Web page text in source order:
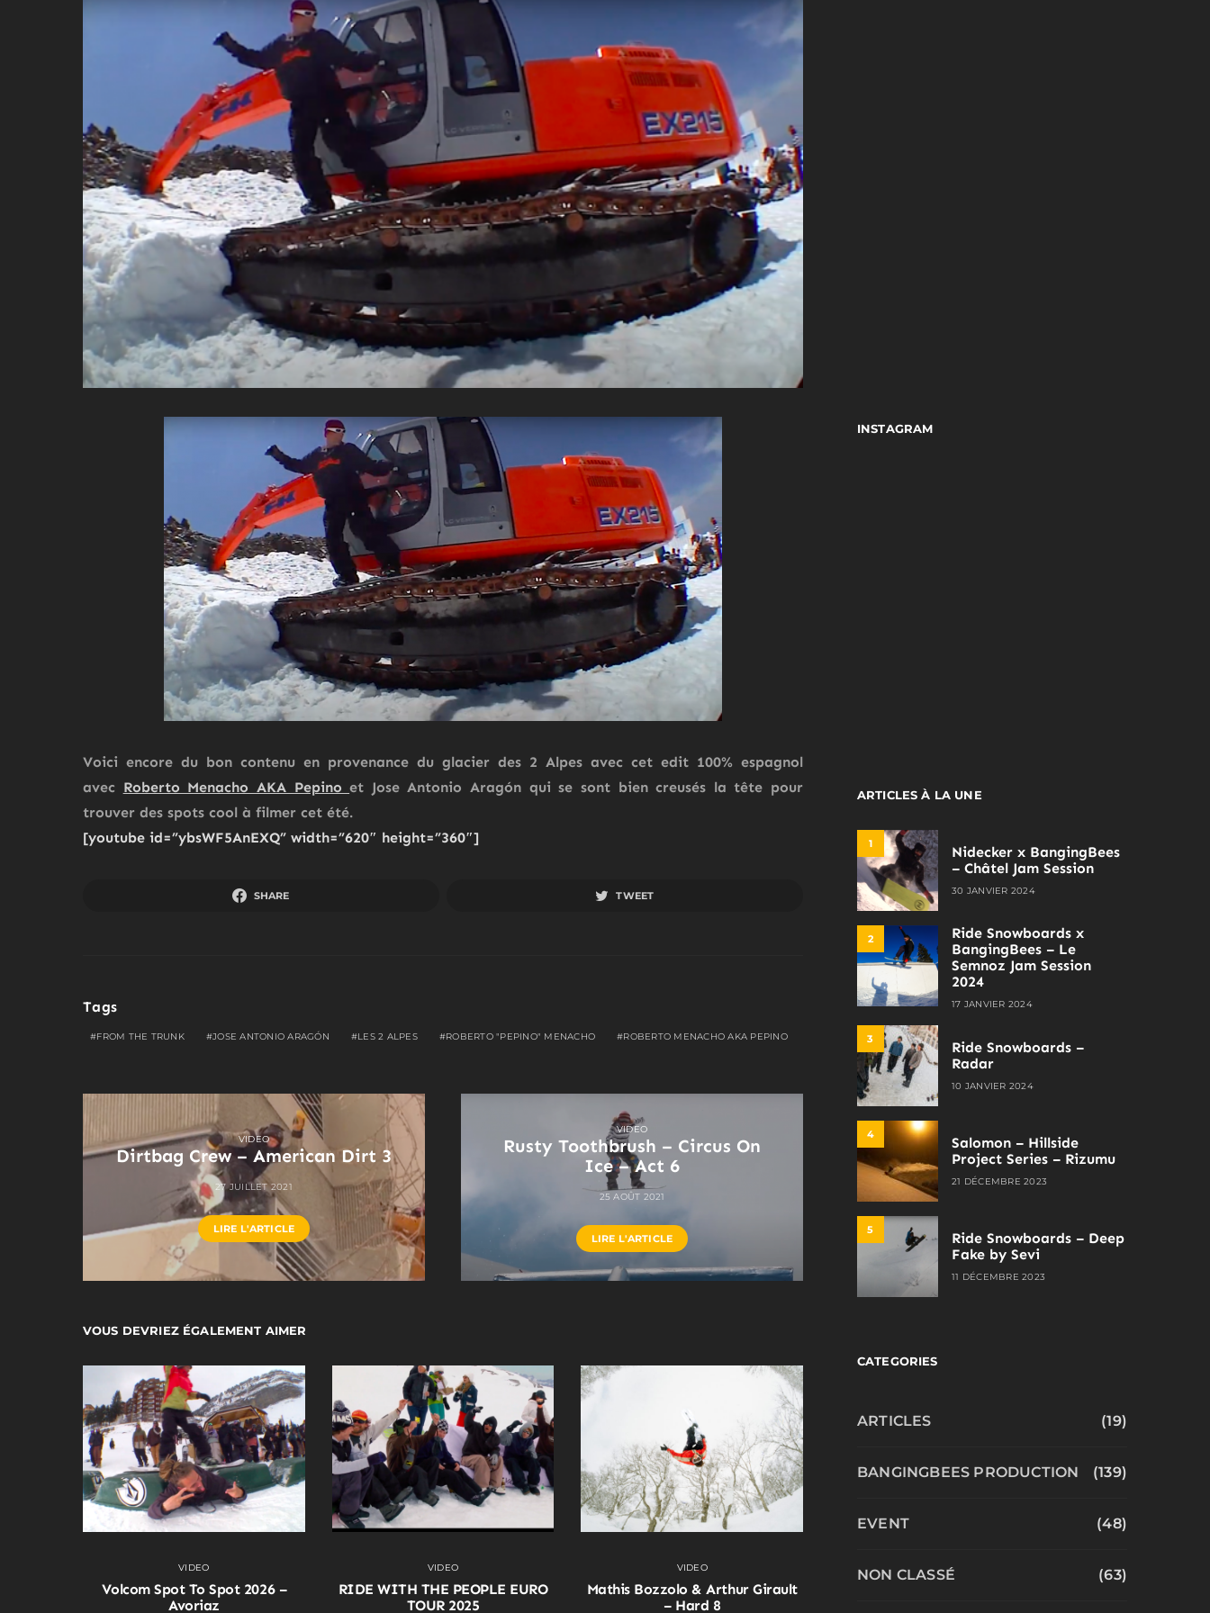
Voici encore du bon contenu en provenance du glacier des 2 Alpes avec cet edit 100% espagnol
avec Roberto Menacho AKA Pepinoet Jose Antonio Aragón qui se sont bien creusés la tête pour
trouver des spots cool à filmer cet été.
[youtube id=”ybsWF5AnEXQ” width=”620″ height=”360″]
SHARE TWEET
Tags
FROM THE TRUNK JOSE ANTONIO ARAGÓN LES 2 ALPES ROBERTO "PEPINO" MENACHO ROBERTO MENACHO AKA PEPINO
VIDEO
Dirtbag Crew – American Dirt 3
27 JUILLET 2021
LIRE L'ARTICLE
VIDEO
Rusty Toothbrush – Circus On
Ice – Act 6
25 AOÛT 2021
LIRE L'ARTICLE
VOUS DEVRIEZ ÉGALEMENT AIMER
VIDEO
Volcom Spot To Spot 2026 –
Avoriaz
VIDEO
RIDE WITH THE PEOPLE EURO
TOUR 2025
VIDEO
Mathis Bozzolo & Arthur Girault
– Hard 8
INSTAGRAM
ARTICLES À LA UNE
1
Nidecker x BangingBees
– Châtel Jam Session
30 JANVIER 2024
2
Ride Snowboards x
BangingBees – Le
Semnoz Jam Session
2024
17 JANVIER 2024
3
Ride Snowboards –
Radar
10 JANVIER 2024
4
Salomon – Hillside
Project Series – Rizumu
21 DÉCEMBRE 2023
5
Ride Snowboards – Deep
Fake by Sevi
11 DÉCEMBRE 2023
CATEGORIES
ARTICLES (19)
BANGINGBEES PRODUCTION (139)
EVENT (48)
NON CLASSÉ (63)